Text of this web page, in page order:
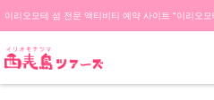
이리오모테 섬 전문 액티비티 예약 사이트 "이리오